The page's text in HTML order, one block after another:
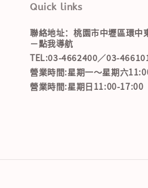
Quick links
聯絡地址：桃園市中壢區環中
－點我導航
TEL:03-4662400／03-
營業時間:星期一～星期六
營業時間:星期日11:00-17:00